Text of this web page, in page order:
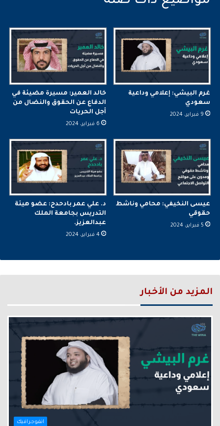
غرم البيشي: إعلامي وداعية
سعودي
9 فبراير، 2024
خالد العمير: مسيرة مضيئة في
الدفاع عن الحقوق والنضال من
أجل الحريات
6 فبراير، 2024
عيسى النخيفي: محامي وناشط
حقوقي
5 فبراير، 2024
د. علي عمر بادحدح: عضو هيئة
التدريس بجامعة الملك
عبدالعزيز.
4 فبراير، 2024
المزيد من الأخبار
انفوجرافيك